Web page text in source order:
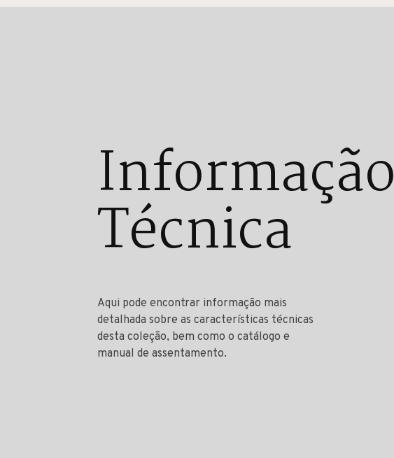
Informação
Técnica
Aqui pode encontrar informação mais
detalhada sobre as características técnicas
desta coleção, bem como o catálogo e
manual de assentamento.